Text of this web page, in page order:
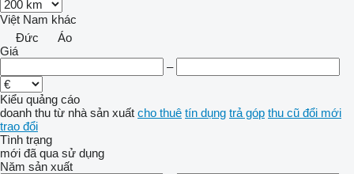
Việt Nam khác
Đức
Áo
Giá
–
Kiểu quảng cáo
doanh thu từ nhà sản xuất cho thuê tín dụng trả góp thu cũ đổi mới
trao đổi
Tình trạng
mới đã qua sử dụng
Năm sản xuất